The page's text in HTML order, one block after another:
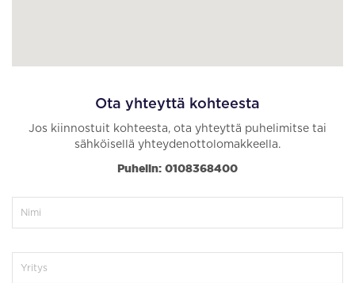
Ota yhteyttä kohteesta
Jos kiinnostuit kohteesta, ota yhteyttä puhelimitse tai
sähköisellä yhteydenottolomakkeella.
Puhelin: 0108368400